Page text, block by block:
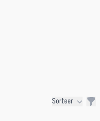
Sorteer